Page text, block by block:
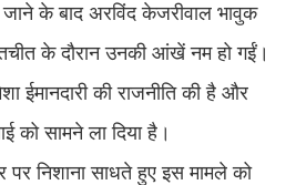
के बाद अरविंद केजरीवाल भावुक
के दौरान उनकी आंखें नम हो गईं।
ईमानदारी की राजनीति की है और
सामने ला दिया है।
निशाना साधते हुए इस मामले को